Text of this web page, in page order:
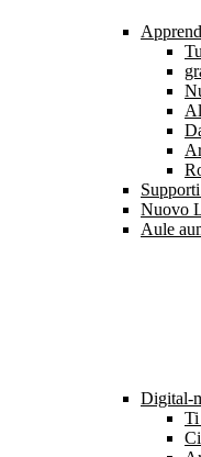
Nuovo
Aule
Digital-
Ti